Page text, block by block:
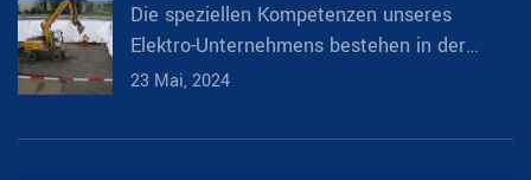
Die speziellen Kompetenzen unseres
Elektro-Unternehmens bestehen in der
Umsetzung von Aufträgen in den
23 Mai, 2024